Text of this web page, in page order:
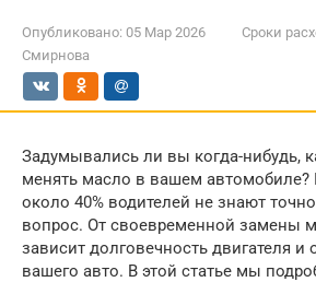
Опубликовано: 05 Мар 2026 Сроки
Смирнова
Задумывались ли вы когда-нибудь,
менять масло в вашем автомобиле?
около 40% водителей не знают
вопрос. От своевременной замены
зависит долговечность двигателя
вашего авто. В этой статье мы